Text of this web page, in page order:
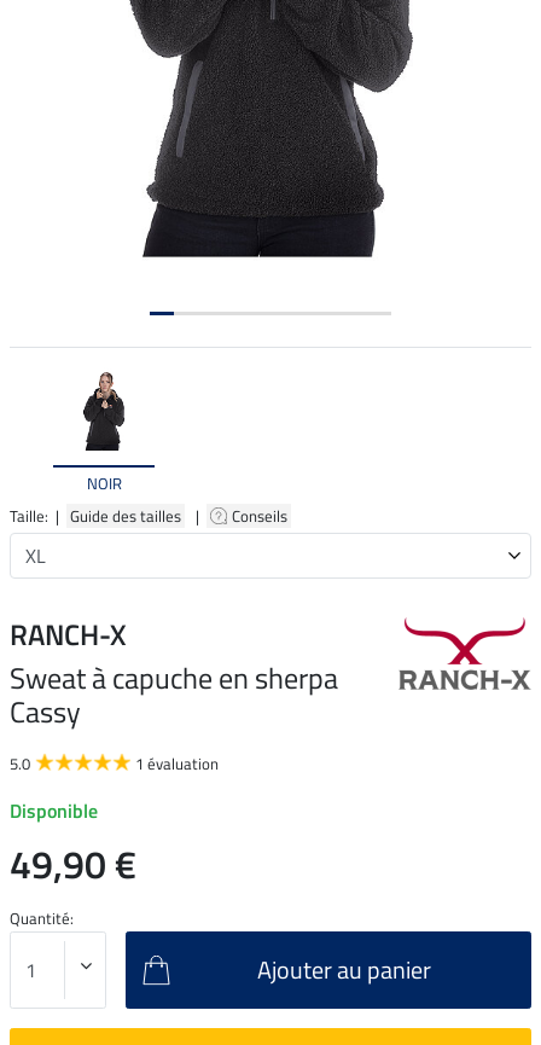
NOIR
Taille: | Guide des tailles | Conseils
RANCH-X
Sweat à capuche en sherpa
Cassy
5.0 1 évaluation
Disponible
49,90 €
Quantité:
Ajouter au panier